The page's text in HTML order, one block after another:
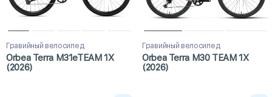
Гравийный велосипед
Orbea Terra M31eTEAM 1X
(2026)
Гравийный велосипед
Orbea Terra M30 TEAM 1X
(2026)